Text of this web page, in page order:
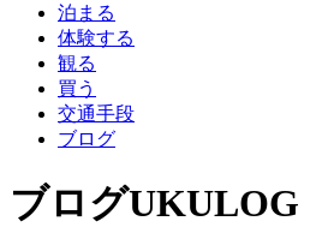
泊まる
体験する
観る
買う
交通手段
ブログ
ブログUKULOG